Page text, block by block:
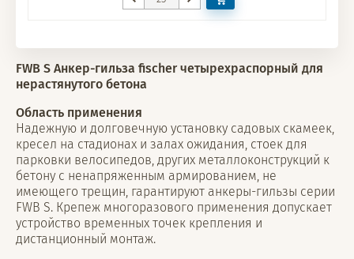
FWB S Анкер-гильза fischer четырехраспорный для
нерастянутого бетона
Область применения
Надежную и долговечную установку садовых скамеек,
кресел на стадионах и залах ожидания, стоек для
парковки велосипедов, других металлоконструкций к
бетону с ненапряженным армированием, не
имеющего трещин, гарантируют анкеры-гильзы серии
FWB S. Крепеж многоразового применения допускает
устройство временных точек крепления и
дистанционный монтаж.